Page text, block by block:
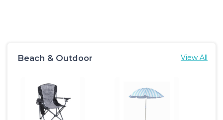
Beach & Outdoor View All